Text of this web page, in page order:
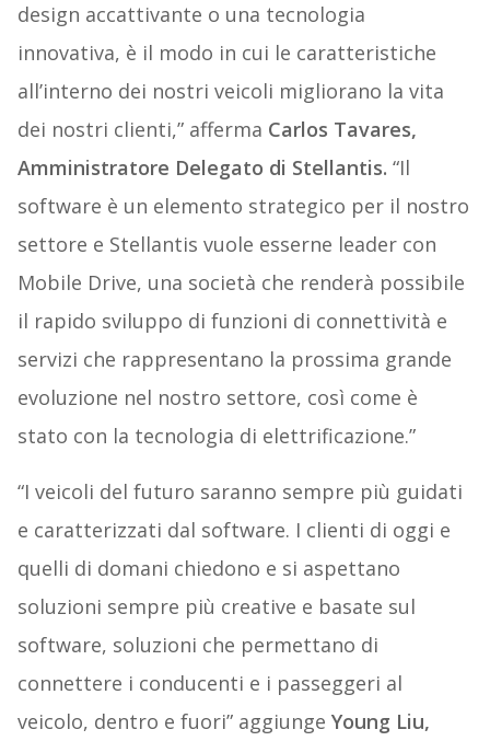
design accattivante o una tecnologia
innovativa, è il modo in cui le caratteristiche
all’interno dei nostri veicoli migliorano la vita
dei nostri clienti,” afferma Carlos Tavares,
Amministratore Delegato di Stellantis. “Il
software è un elemento strategico per il nostro
settore e Stellantis vuole esserne leader con
Mobile Drive, una società che renderà possibile
il rapido sviluppo di funzioni di connettività e
servizi che rappresentano la prossima grande
evoluzione nel nostro settore, così come è
stato con la tecnologia di elettrificazione.”
“I veicoli del futuro saranno sempre più guidati
e caratterizzati dal software. I clienti di oggi e
quelli di domani chiedono e si aspettano
soluzioni sempre più creative e basate sul
software, soluzioni che permettano di
connettere i conducenti e i passeggeri al
veicolo, dentro e fuori” aggiunge Young Liu,